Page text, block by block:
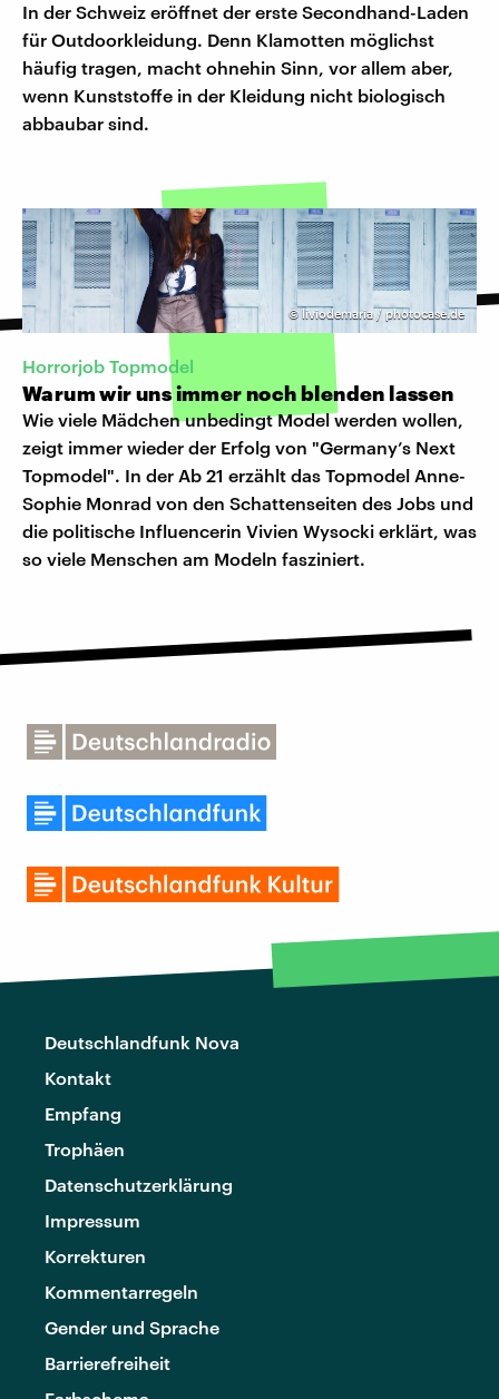
In der Schweiz eröffnet der erste Secondhand-Laden
für Outdoorkleidung. Denn Klamotten möglichst
häufig tragen, macht ohnehin Sinn, vor allem aber,
wenn Kunststoffe in der Kleidung nicht biologisch
abbaubar sind.
© liviodemaria / photocase.de
Horrorjob Topmodel
Warum wir uns immer noch blenden lassen
Wie viele Mädchen unbedingt Model werden wollen,
zeigt immer wieder der Erfolg von "Germany’s Next
Topmodel". In der Ab 21 erzählt das Topmodel Anne-
Sophie Monrad von den Schattenseiten des Jobs und
die politische Influencerin Vivien Wysocki erklärt, was
so viele Menschen am Modeln fasziniert.
Deutschlandfunk Nova
Kontakt
Empfang
Trophäen
Datenschutzerklärung
Impressum
Korrekturen
Kommentarregeln
Gender und Sprache
Barrierefreiheit